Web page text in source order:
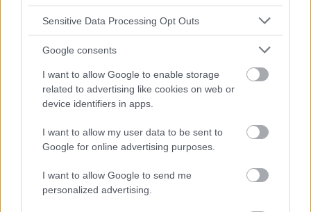
Sensitive Data Processing Opt Outs
Google consents
I want to allow Google to enable storage
related to advertising like cookies on web or
device identifiers in apps.
I want to allow my user data to be sent to
Google for online advertising purposes.
I want to allow Google to send me
personalized advertising.
responsables des effets de leur utilisation. Avant d'utiliser les
conseils et astuces contenus dans le site, vous devez
absolument consulter votre médecin.
Publicité: